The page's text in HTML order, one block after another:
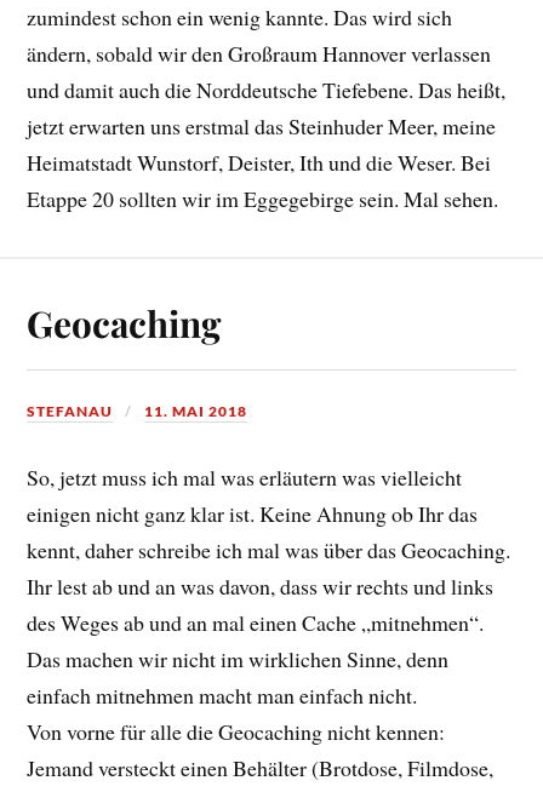
zumindest schon ein wenig kannte. Das wird sich
ändern, sobald wir den Großraum Hannover verlassen
und damit auch die Norddeutsche Tiefebene. Das heißt,
jetzt erwarten uns erstmal das Steinhuder Meer, meine
Heimatstadt Wunstorf, Deister, Ith und die Weser. Bei
Etappe 20 sollten wir im Eggegebirge sein. Mal sehen.
Geocaching
STEFANAU 11. MAI 2018
So, jetzt muss ich mal was erläutern was vielleicht
einigen nicht ganz klar ist. Keine Ahnung ob Ihr das
kennt, daher schreibe ich mal was über das Geocaching.
Ihr lest ab und an was davon, dass wir rechts und links
des Weges ab und an mal einen Cache „mitnehmen“.
Das machen wir nicht im wirklichen Sinne, denn
einfach mitnehmen macht man einfach nicht.
Von vorne für alle die Geocaching nicht kennen:
Jemand versteckt einen Behälter (Brotdose, Filmdose,